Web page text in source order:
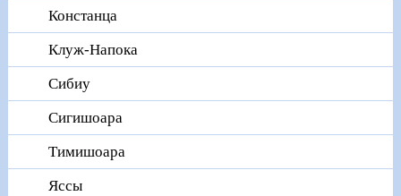
Констанца
Клуж-Напока
Сибиу
Сигишоара
Тимишоара
Яссы